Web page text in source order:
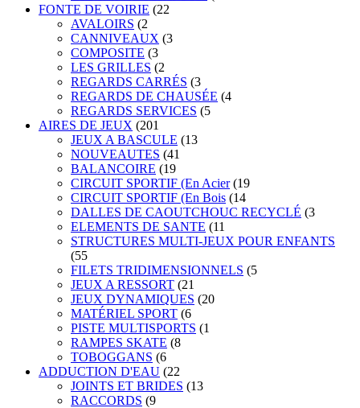
FONTE DE VOIRIE (22
AVALOIRS (2
CANNIVEAUX (3
COMPOSITE (3
LES GRILLES (2
REGARDS CARRÉS (3
REGARDS DE CHAUSÉE (4
REGARDS SERVICES (5
AIRES DE JEUX (201
JEUX A BASCULE (13
NOUVEAUTES (41
BALANCOIRE (19
CIRCUIT SPORTIF (En Acier (19
CIRCUIT SPORTIF (En Bois (14
DALLES DE CAOUTCHOUC RECYCLÉ (3
ELEMENTS DE SANTE (11
STRUCTURES MULTI-JEUX POUR ENFANTS
(55
FILETS TRIDIMENSIONNELS (5
JEUX A RESSORT (21
JEUX DYNAMIQUES (20
MATÉRIEL SPORT (6
PISTE MULTISPORTS (1
RAMPES SKATE (8
TOBOGGANS (6
ADDUCTION D'EAU (22
JOINTS ET BRIDES (13
RACCORDS (9